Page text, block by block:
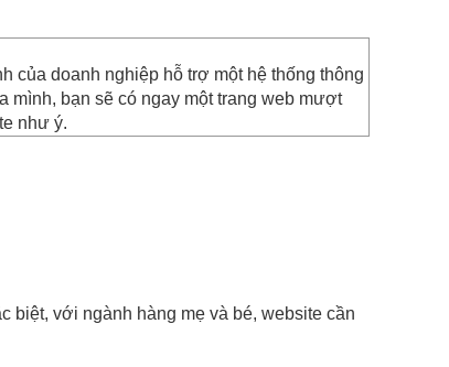
của doanh nghiệp hỗ trợ một hệ thống thông
mình, bạn sẽ có ngay một trang web mượt
như ý.
biệt, với ngành hàng mẹ và bé, website cần